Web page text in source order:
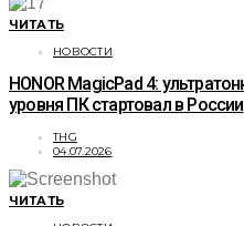
ЧИТАТЬ
НОВОСТИ
HONOR MagicPad 4:
уровня ПК стартовал в России
THG
04.07.2026
ЧИТАТЬ